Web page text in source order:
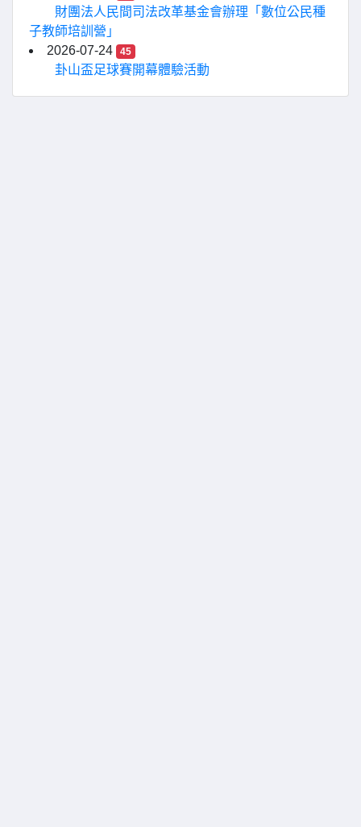
財團法人民間司法改革基金會辦理「數位公民種
子教師培訓營」
2026-07-24
45
卦山盃足球賽開幕體驗活動